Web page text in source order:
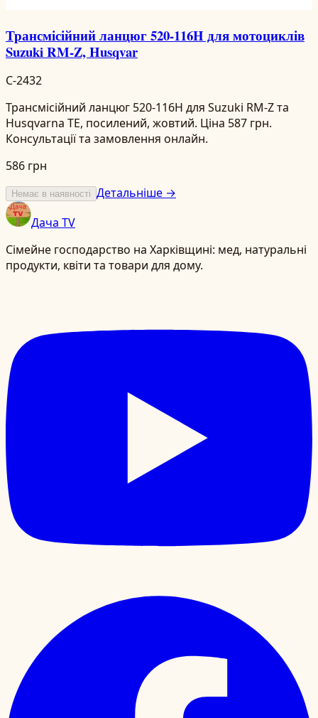
Трансмісійний ланцюг 520-116H для мотоциклів
Suzuki RM-Z, Husqvar
C-2432
Трансмісійний ланцюг 520-116H для Suzuki RM-Z та
Husqvarna TE, посилений, жовтий. Ціна 587 грн.
Консультації та замовлення онлайн.
586 грн
Немає в наявності Детальніше →
Дача TV
Сімейне господарство на Харківщині: мед, натуральні
продукти, квіти та товари для дому.